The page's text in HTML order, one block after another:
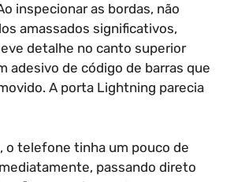
inspecionar as bordas, não
amassados significativos,
detalhe no canto superior
adesivo de código de barras que
A porta Lightning parecia
o telefone tinha um pouco de
passando direto